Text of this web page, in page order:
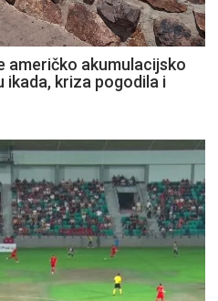
američko akumulacijsko
ikada, kriza pogodila i